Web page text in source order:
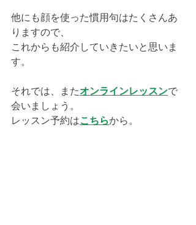
他にも顔を使った慣用句はたくさんあ
りますので、
これからも紹介していきたいと思いま
す。
それでは、またオンラインレッスンで
会いましょう。
レッスン予約はこちらから。